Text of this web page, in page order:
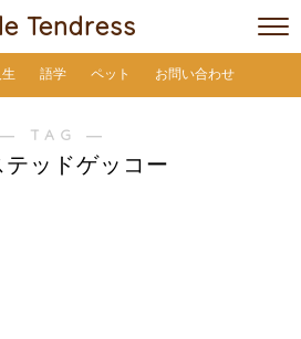
Tendress
生 語学 ペット お問い合わせ
― TAG ―
テッドゲッコー